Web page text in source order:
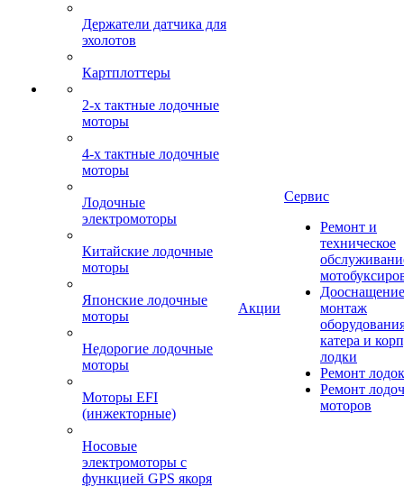
Держатели датчика для
эхолотов
Картплоттеры
2-х тактные лодочные
моторы
4-х тактные лодочные
моторы
Лодочные
электромоторы
Китайские лодочные
моторы
Японские лодочные
моторы
Недорогие лодочные
моторы
Моторы EFI
(инжекторные)
Носовые
электромоторы с
функцией GPS якоря
Акции
Сервис
Ремонт и
техническое
монтаж
катера и
лодки
Ремонт
Ремонт
моторов